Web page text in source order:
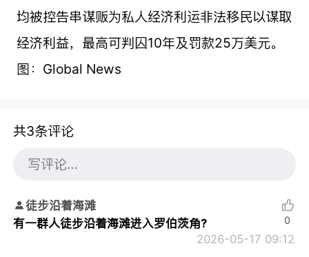
均被控告串谋贩为私人经济利运非法移民以谋取
经济利益，最高可判囚10年及罚款25万美元。
图：Global News
共3条评论
徒步沿着海滩
有一群人徒步沿着海滩进入罗伯茨角?
2026-05-17 09:12
0